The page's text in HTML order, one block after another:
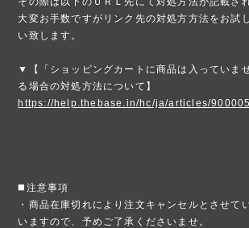
大変お手数ですがリンク先の対処方方法をお試
い致します。
▼【「ショッピングカートに商品は入っていま
る場合の対処方法について】
https://help.thebase.in/hc/ja/articles/
◼️注意事項
・商品在庫切れにより注文キャンセルとさせて
いますので、予めご了承くださいませ。